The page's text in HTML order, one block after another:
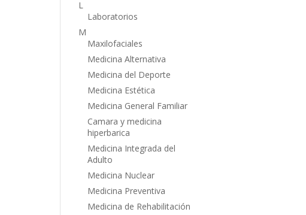
L
Laboratorios
M
Maxilofaciales
Medicina Alternativa
Medicina del Deporte
Medicina Estética
Medicina General Familiar
Camara y medicina
hiperbarica
Medicina Integrada del
Adulto
Medicina Nuclear
Medicina Preventiva
Medicina de Rehabilitación